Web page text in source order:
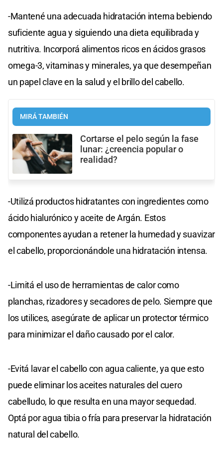
-Mantené una adecuada hidratación interna bebiendo
suficiente agua y siguiendo una dieta equilibrada y
nutritiva. Incorporá alimentos ricos en ácidos grasos
omega-3, vitaminas y minerales, ya que desempeñan
un papel clave en la salud y el brillo del cabello.
MIRÁ TAMBIÉN
Cortarse el pelo según la fase
lunar: ¿creencia popular o
realidad?
-Utilizá productos hidratantes con ingredientes como
ácido hialurónico y aceite de Argán. Estos
componentes ayudan a retener la humedad y suavizar
el cabello, proporcionándole una hidratación intensa.
-Limitá el uso de herramientas de calor como
planchas, rizadores y secadores de pelo. Siempre que
los utilices, asegúrate de aplicar un protector térmico
para minimizar el daño causado por el calor.
-Evitá lavar el cabello con agua caliente, ya que esto
puede eliminar los aceites naturales del cuero
cabelludo, lo que resulta en una mayor sequedad.
Optá por agua tibia o fría para preservar la hidratación
natural del cabello.